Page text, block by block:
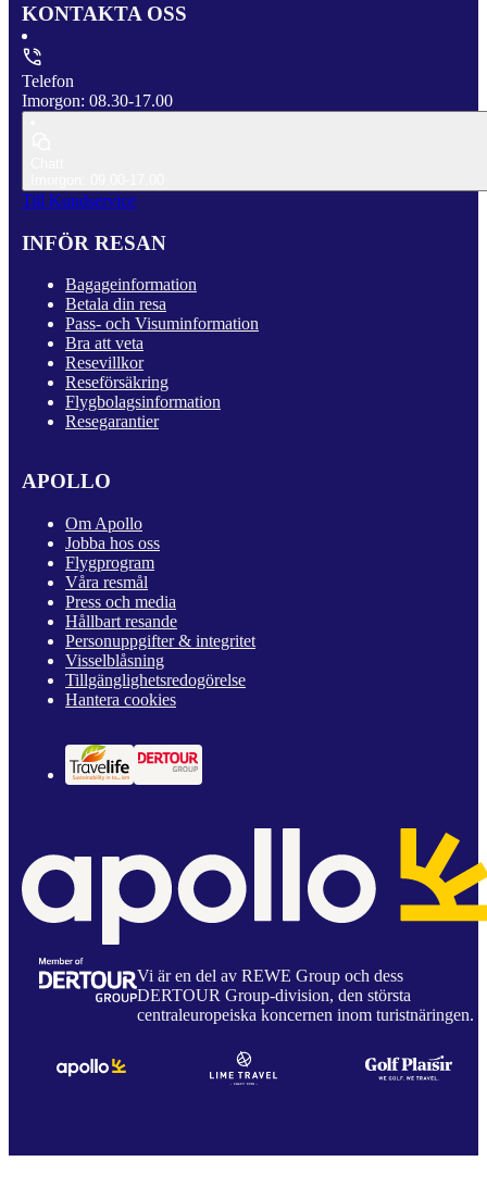
KONTAKTA OSS
Telefon
Imorgon: 08.30-17.00
Till Kundservice
INFÖR RESAN
Bagageinformation
Betala din resa
Pass- och Visuminformation
Bra att veta
Resevillkor
Reseförsäkring
Flygbolagsinformation
Resegarantier
APOLLO
Om Apollo
Jobba hos oss
Flygprogram
Våra resmål
Press och media
Hållbart resande
Personuppgifter & integritet
Visselblåsning
Tillgänglighetsredogörelse
Hantera cookies
Vi är en del av REWE Group och dess
DERTOUR Group-division, den största
centraleuropeiska koncernen inom turistnäringen.